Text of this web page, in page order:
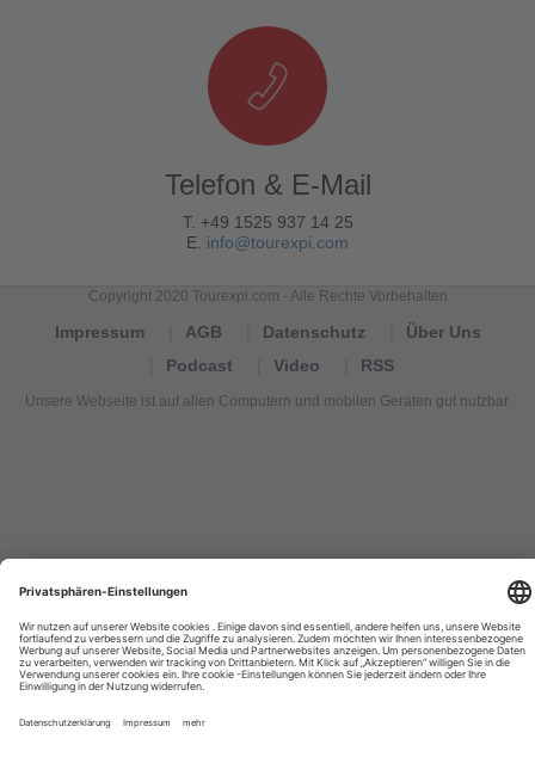
Telefon & E-Mail
T. +49 1525 937 14 25
E. info@tourexpi.com
Copyright 2020 Tourexpi.com - Alle Rechte Vorbehalten
Impressum AGB Datenschutz
Über Uns
Podcast
Video RSS
Unsere Webseite ist auf allen Computern und mobilen Geräten gut nutzbar.
de
Tourismus
Nachrichten,
новости